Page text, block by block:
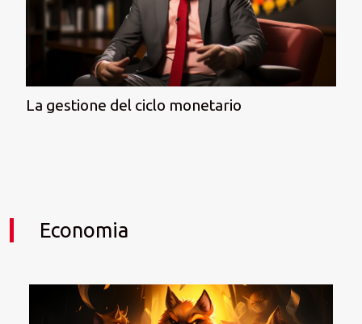
La gestione del ciclo monetario
Economia